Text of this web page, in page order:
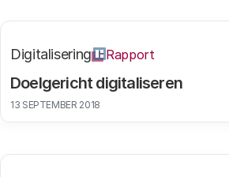
Doelgericht digitaliseren
Digitalisering Rapport
13 SEPTEMBER 2018